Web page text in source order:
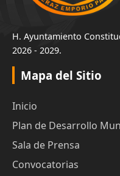
H. Ayuntamiento
2026 - 2029.
Mapa del Sitio
Inicio
Plan de Desarrollo
Sala de Prensa
Convocatorias